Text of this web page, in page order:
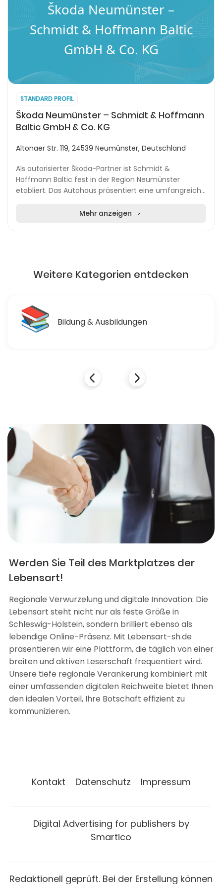
Škoda Neumünster –
Schmidt & Hoffmann Baltic
GmbH & Co. KG
STANDARD PROFIL
Škoda Neumünster – Schmidt & Hoffmann
Baltic GmbH & Co. KG
Altonaer Str. 119, 24539 Neumünster, Deutschland
Als autorisierter Škoda-Partner ist Schmidt &
Hoffmann Baltic fest in der Region Neumünster
etabliert. Das Autohaus präsentiert eine umfangreiche
Vorführmodellen,...Mehr anzeigen
Weitere Kategorien entdecken
📚 Bildung & Ausbildungen
Werden Sie Teil des Marktplatzes der
Lebensart!
Regionale Verwurzelung und digitale Innovation: Die
Lebensart steht nicht nur als feste Größe in
Schleswig-Holstein, sondern brilliert ebenso als
lebendige Online-Präsenz. Mit Lebensart-sh.de
präsentieren wir eine Plattform, die täglich von einer
breiten und aktiven Leserschaft frequentiert wird.
Unsere tiefe regionale Verankerung kombiniert mit
einer umfassenden digitalen Reichweite bietet Ihnen
den idealen Vorteil, Ihre Botschaft effizient zu
kommunizieren.
Kontakt Datenschutz Impressum
Digital Advertising for publishers by
Smartico
Redaktionell geprüft. Bei der Erstellung können